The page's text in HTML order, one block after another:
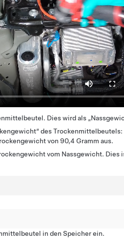
Dies wird als
des
von 90,4 Gramm aus.
vom Nassgewicht.
in den Speicher ein.